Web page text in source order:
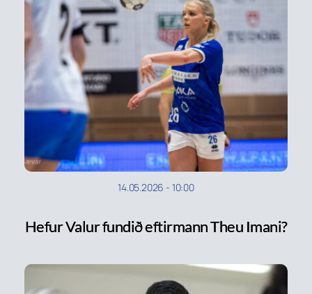
14.05.2026 - 10:00
Hefur Valur fundið eftirmann Theu Imani?